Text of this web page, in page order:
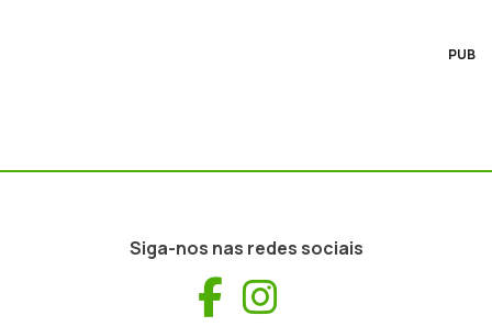
PUB
Siga-nos nas redes sociais
Facebook